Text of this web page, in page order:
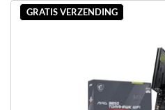
GRATIS VERZENDING